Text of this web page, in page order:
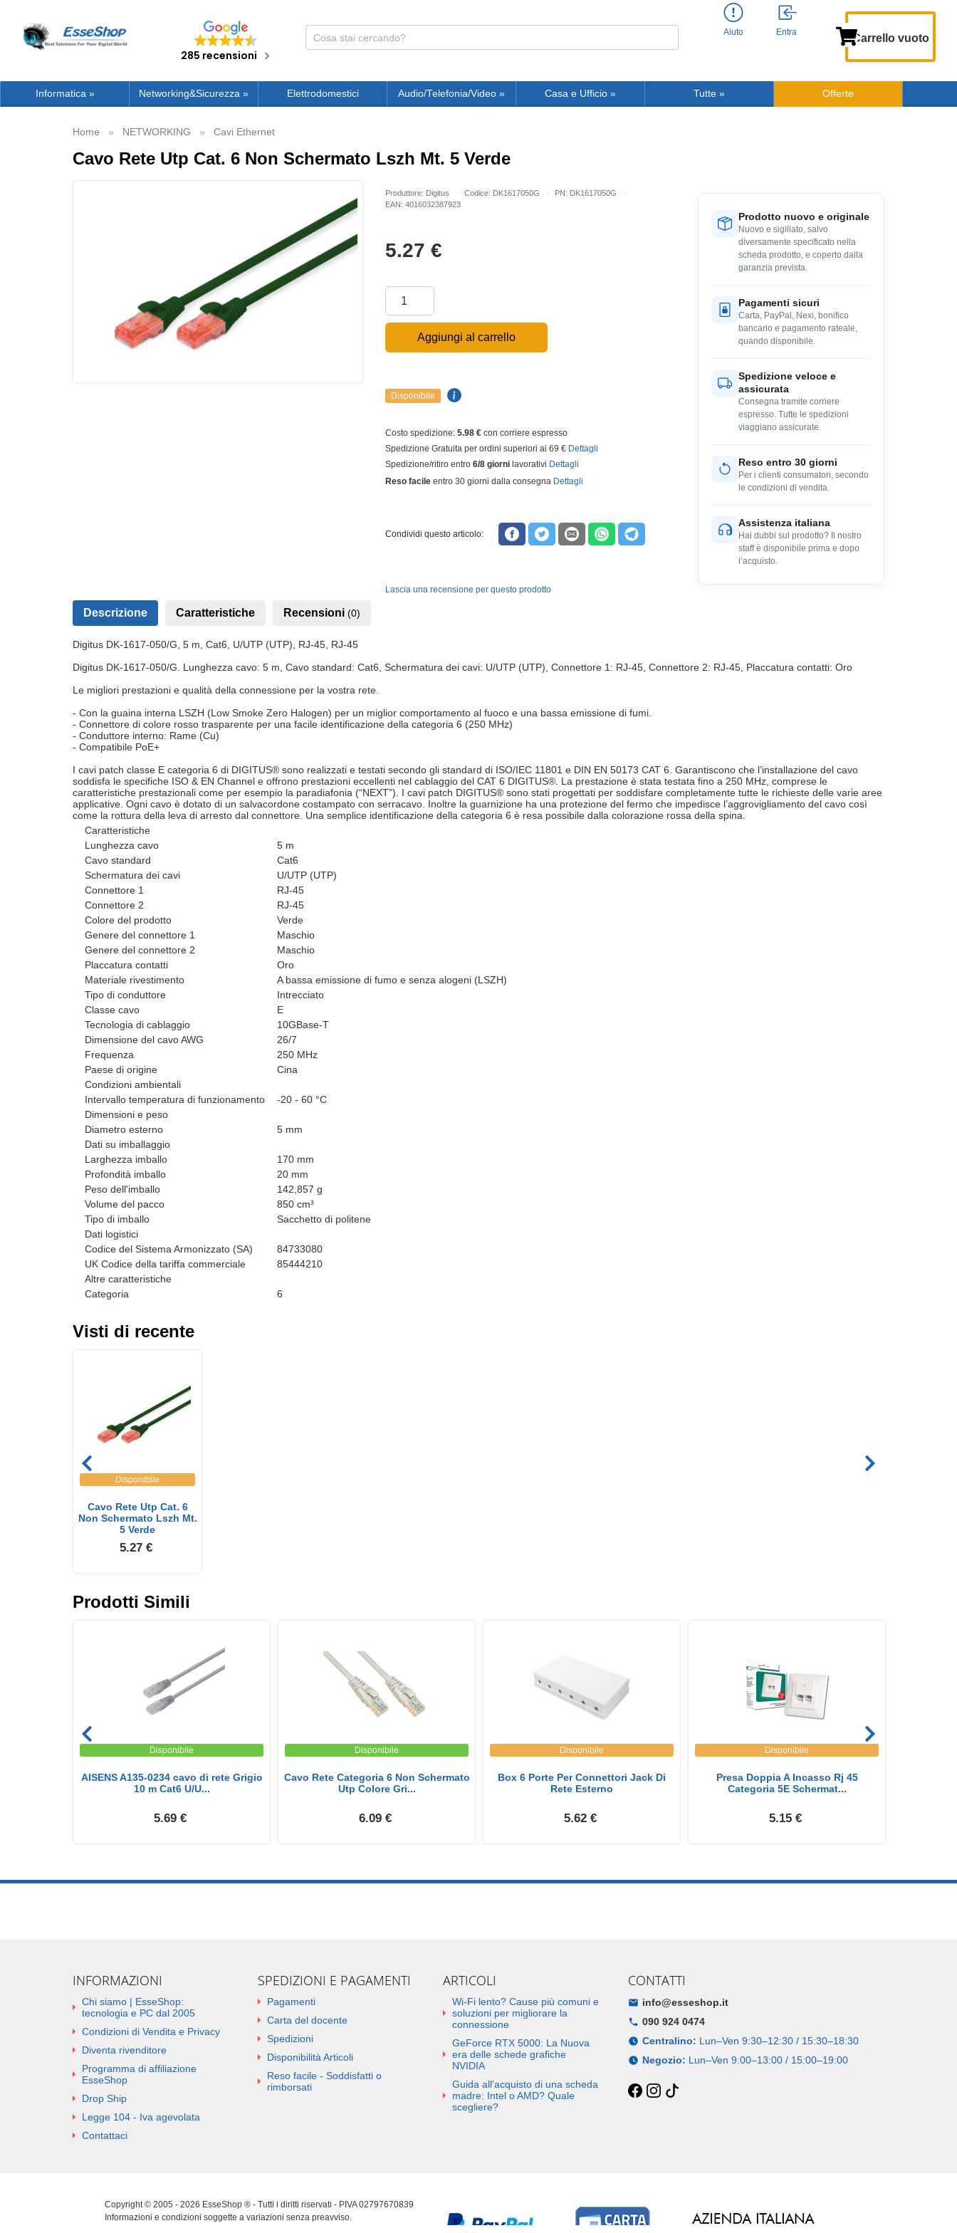
285 recensioni
Aiuto Entra Carrello vuoto
Informatica» Networking&Sicurezza » Elettrodomestici Audio/Telefonia/Video » Casa e Ufficio » Tutte » Offerte
Home NETWORKING Cavi Ethernet
Cavo Rete Utp Cat. 6 Non Schermato Lszh Mt. 5 Verde
Produttore: Digitus Codice: DK1617050G
PN: DK1617050G
EAN: 4016032387923
5.27 €
Aggiungi al carrello
Disponibile
Costo spedizione: 5.98 € con corriere espresso
Spedizione Gratuita per ordini superiori ai 69 € Dettagli
Spedizione/ritiro entro 6/8 giornilavorativi Dettagli
Reso facileentro 30 giorni dalla consegna Dettagli
Condividi questo articolo:
Lascia una recensione per questo prodotto
Prodotto nuovo e originale
Nuovo e sigillato, salvo
diversamente specificato nella
scheda prodotto, e coperto dalla
garanzia prevista.
Pagamenti sicuri
Carta, PayPal, Nexi, bonifico
bancario e pagamento rateale,
quando disponibile.
Spedizione veloce e
assicurata
Consegna tramite corriere
espresso. Tutte le spedizioni
viaggiano assicurate.
Reso entro 30 giorni
Per i clienti consumatori, secondo
le condizioni di vendita.
Assistenza italiana
Hai dubbi sul prodotto? Il nostro
staff è disponibile prima e dopo
l’acquisto.
Descrizione Caratteristiche Recensioni (0)
Digitus DK-1617-050/G, 5 m, Cat6, U/UTP (UTP), RJ-45, RJ-45
Digitus DK-1617-050/G. Lunghezza cavo: 5 m, Cavo standard: Cat6, Schermatura dei cavi: U/UTP (UTP), Connettore 1: RJ-45, Connettore 2: RJ-45, Placcatura contatti: Oro
Le migliori prestazioni e qualità della connessione per la vostra rete.
- Con la guaina interna LSZH (Low Smoke Zero Halogen) per un miglior comportamento al fuoco e una bassa emissione di fumi.
- Connettore di colore rosso trasparente per una facile identificazione della categoria 6 (250 MHz)
- Conduttore interno: Rame (Cu)
- Compatibile PoE+
I cavi patch classe E categoria 6 di DIGITUS® sono realizzati e testati secondo gli standard di ISO/IEC 11801 e DIN EN 50173 CAT 6. Garantiscono che l’installazione del cavo
soddisfa le specifiche ISO & EN Channel e offrono prestazioni eccellenti nel cablaggio del CAT 6 DIGITUS®. La prestazione è stata testata fino a 250 MHz, comprese le
caratteristiche prestazionali come per esempio la paradiafonia (“NEXT”). I cavi patch DIGITUS® sono stati progettati per soddisfare completamente tutte le richieste delle varie aree
applicative. Ogni cavo è dotato di un salvacordone costampato con serracavo. Inoltre la guarnizione ha una protezione del fermo che impedisce l’aggrovigliamento del cavo così
come la rottura della leva di arresto dal connettore. Una semplice identificazione della categoria 6 è resa possibile dalla colorazione rossa della spina.
Caratteristiche
Lunghezza cavo
5 m
Cavo standard
Cat6
Schermatura dei cavi
U/UTP (UTP)
Connettore 1
RJ-45
Connettore 2
RJ-45
Colore del prodotto
Verde
Genere del connettore 1
Maschio
Genere del connettore 2
Maschio
Placcatura contatti
Oro
Materiale rivestimento
A bassa emissione di fumo e senza alogeni (LSZH)
Tipo di conduttore
Intrecciato
Classe cavo
E
Tecnologia di cablaggio
10GBase-T
Dimensione del cavo AWG
26/7
Frequenza
250 MHz
Paese di origine
Cina
Condizioni ambientali
Intervallo temperatura di funzionamento
-20 - 60 °C
Dimensioni e peso
Diametro esterno
5 mm
Dati su imballaggio
Larghezza imballo
170 mm
Profondità imballo
20 mm
Peso dell'imballo
142,857 g
Volume del pacco
850 cm³
Tipo di imballo
Sacchetto di politene
Dati logistici
Codice del Sistema Armonizzato (SA)
84733080
UK Codice della tariffa commerciale
85444210
Altre caratteristiche
Categoria
6
Visti di recente
Disponibile
Cavo Rete Utp Cat. 6
Non Schermato Lszh Mt.
5 Verde
5.27 €
Prodotti Simili
Disponibile
AISENS A135-0234 cavo di rete Grigio
10 m Cat6 U/U...
5.69 €
Disponibile
Cavo Rete Categoria 6 Non Schermato
Utp Colore Gri...
6.09 €
Disponibile
Box 6 Porte Per Connettori Jack Di
Rete Esterno
5.62 €
Disponibile
Presa Doppia A Incasso Rj 45
Categoria 5E Schermat...
5.15 €
INFORMAZIONI
Chi siamo | EsseShop:
tecnologia e PC dal 2005
Condizioni di Vendita e Privacy
Diventa rivenditore
Programma di affiliazione
EsseShop
Drop Ship
Legge 104 - Iva agevolata
Contattaci
SPEDIZIONI E PAGAMENTI
Pagamenti
Carta del docente
Spedizioni
Disponibilità Articoli
Reso facile - Soddisfatti o
rimborsati
ARTICOLI
Wi-Fi lento? Cause più comuni e
soluzioni per migliorare la
connessione
GeForce RTX 5000: La Nuova
era delle schede grafiche
NVIDIA
Guida all'acquisto di una scheda
madre: Intel o AMD? Quale
scegliere?
CONTATTI
info@esseshop.it
090 924 0474
Centralino: Lun–Ven 9:30–12:30 / 15:30–18:30
Negozio: Lun–Ven 9:00–13:00 / 15:00–19:00
Copyright © 2005 - 2026 EsseShop ® - Tutti i diritti riservati - PIVA 02797670839
Informazioni e condizioni soggette a variazioni senza preavviso.